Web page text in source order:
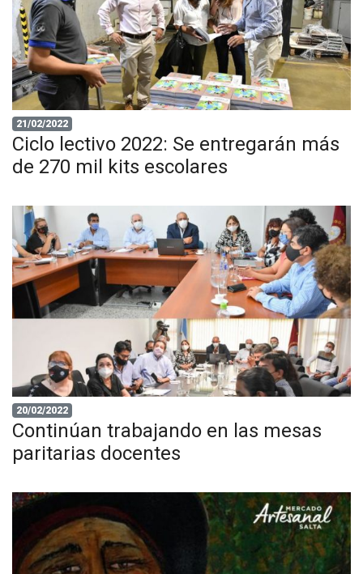
21/02/2022
Ciclo lectivo 2022: Se entregarán más
de 270 mil kits escolares
20/02/2022
Continúan trabajando en las mesas
paritarias docentes